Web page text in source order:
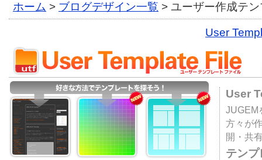
ホーム > ブログデザイン一覧 > ユーザー作成テ
User
User
JUGEM
方々が
開・共
テン